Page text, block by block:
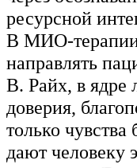
ресурсной
В МИО-терапии
направлять
В. Райх, в ядре
доверия,
только
дают человеку